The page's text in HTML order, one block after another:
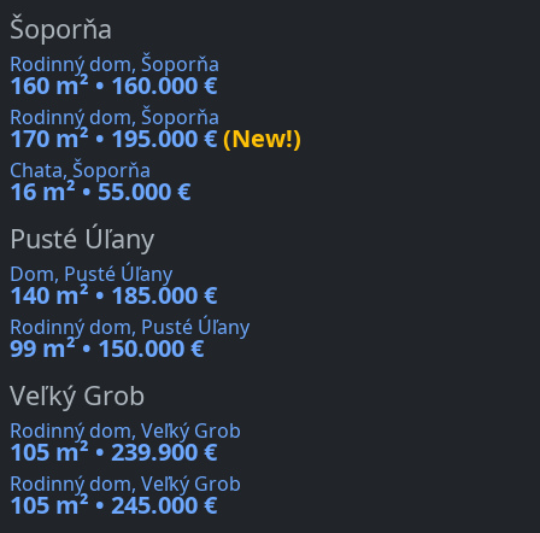
Šoporňa
Rodinný dom, Šoporňa
160 m² • 160.000 €
Rodinný dom, Šoporňa
170 m² • 195.000 €(New!)
Chata, Šoporňa
16 m² • 55.000 €
Pusté Úľany
Dom, Pusté Úľany
140 m² • 185.000 €
Rodinný dom, Pusté Úľany
99 m² • 150.000 €
Veľký Grob
Rodinný dom, Veľký Grob
105 m² • 239.900 €
Rodinný dom, Veľký Grob
105 m² • 245.000 €